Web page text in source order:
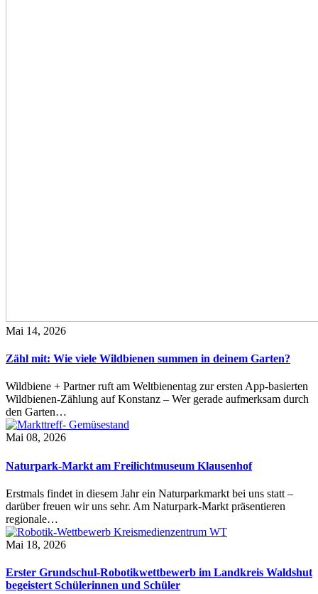
Mai 14, 2026
Zähl mit: Wie viele Wildbienen summen in deinem Garten?
Wildbiene + Partner ruft am Weltbienentag zur ersten App-basierten
Wildbienen-Zählung auf Konstanz – Wer gerade aufmerksam durch
den Garten…
Mai 08, 2026
Naturpark-Markt am Freilichtmuseum Klausenhof
Erstmals findet in diesem Jahr ein Naturparkmarkt bei uns statt –
darüber freuen wir uns sehr. Am Naturpark-Markt präsentieren
regionale…
Mai 18, 2026
Erster Grundschul-Robotikwettbewerb im Landkreis Waldshut
begeistert Schülerinnen und Schüler